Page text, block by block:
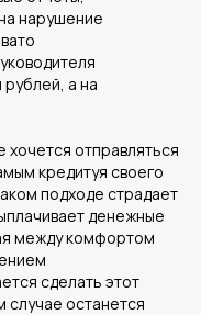
нарушение
а на
отправляться
кредитуя своего
подходе страдает
денежные
между комфортом
сделать этот
останется